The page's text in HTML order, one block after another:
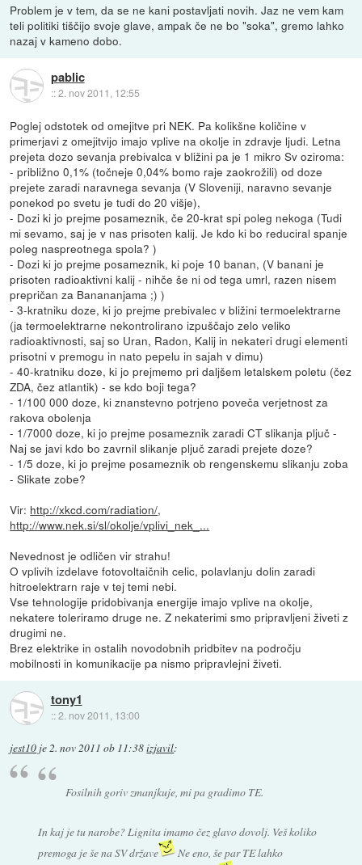
Problem je v tem, da se ne kani postavljati novih. Jaz ne vem kam
teli politiki tiščijo svoje glave, ampak če ne bo "soka", gremo lahko
nazaj v kameno dobo.
pablic
::2. nov 2011, 12:55
Poglej odstotek od omejitve pri NEK. Pa kolikšne količine v
primerjavi z omejitvijo imajo vplive na okolje in zdravje ljudi. Letna
prejeta dozo sevanja prebivalca v bližini pa je 1 mikro Sv oziroma:
- približno 0,1% (točneje 0,04% bomo raje zaokrožili) od doze
prejete zaradi naravnega sevanja (V Sloveniji, naravno sevanje
ponekod po svetu je tudi do 20 višje),
- Dozi ki jo prejme posameznik, če 20-krat spi poleg nekoga (Tudi
mi sevamo, saj je v nas prisoten kalij. Je kdo ki bo reduciral spanje
poleg naspreotnega spola? )
- Dozi ki jo prejme posameznik, ki poje 10 banan, (V banani je
prisoten radioaktivni kalij - nihče še ni od tega umrl, razen nisem
prepričan za Banananjama ;) )
- 3-kratniku doze, ki jo prejme prebivalec v bližini termoelektrarne
(ja termoelektrarne nekontrolirano izpuščajo zelo veliko
radioaktivnosti, saj so Uran, Radon, Kalij in nekateri drugi elementi
prisotni v premogu in nato pepelu in sajah v dimu)
- 40-kratniku doze, ki jo prejmemo pri daljšem letalskem poletu (čez
ZDA, čez atlantik) - se kdo boji tega?
- 1/100 000 doze, ki znanstevno potrjeno poveča verjetnost za
rakova obolenja
- 1/7000 doze, ki jo prejme posameznik zaradi CT slikanja pljuč -
Naj se javi kdo bo zavrnil slikanje pljuč zaradi prejete doze?
- 1/5 doze, ki jo prejme posameznik ob rengenskemu slikanju zoba
- Slikate zobe?
Vir: http://xkcd.com/radiation/,
http://www.nek.si/sl/okolje/vplivi_nek_...
Nevednost je odličen vir strahu!
O vplivih izdelave fotovoltaičnih celic, polavlanju dolin zaradi
hitroelektrarn raje v tej temi nebi.
Vse tehnologije pridobivanja energije imajo vplive na okolje,
nekatere toleriramo druge ne. Z nekaterimi smo pripravljeni živeti z
drugimi ne.
Brez elektrike in ostalih novodobnih pridbitev na področju
mobilnosti in komunikacije pa nismo pripravlejni živeti.
tony1
::2. nov 2011, 13:00
jest10 je2. nov 2011 ob 11:38izjavil:
Fosilnih goriv zmanjkuje, mi pa gradimo TE.
In kaj je tu narobe? Lignita imamo čez glavo dovolj. Veš koliko
premoga je še na SV države
Ne eno, še par TE lahko